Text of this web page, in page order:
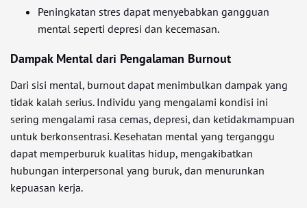
Peningkatan stres dapat menyebabkan gangguan
mental seperti depresi dan kecemasan.
Dampak Mental dari Pengalaman Burnout
Dari sisi mental, burnout dapat menimbulkan dampak yang
tidak kalah serius. Individu yang mengalami kondisi ini
sering mengalami rasa cemas, depresi, dan ketidakmampuan
untuk berkonsentrasi. Kesehatan mental yang terganggu
dapat memperburuk kualitas hidup, mengakibatkan
hubungan interpersonal yang buruk, dan menurunkan
kepuasan kerja.